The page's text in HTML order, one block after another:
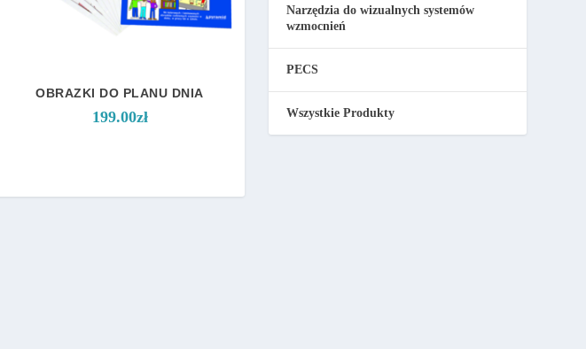
OBRAZKI DO PLANU DNIA
199.00zł
Narzędzia do wizualnych systemów
wzmocnień
PECS
Wszystkie Produkty